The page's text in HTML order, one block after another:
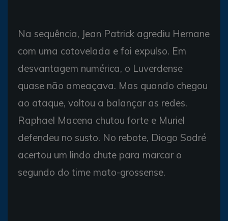
Na sequência, Jean Patrick agrediu Hernane
com uma cotovelada e foi expulso. Em
desvantagem numérica, o Luverdense
quase não ameaçava. Mas quando chegou
ao ataque, voltou a balançar as redes.
Raphael Macena chutou forte e Muriel
defendeu no susto. No rebote, Diogo Sodré
acertou um lindo chute para marcar o
segundo do time mato-grossense.